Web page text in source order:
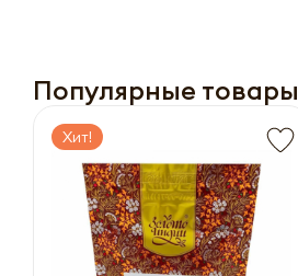
Популярные товары
Хит!